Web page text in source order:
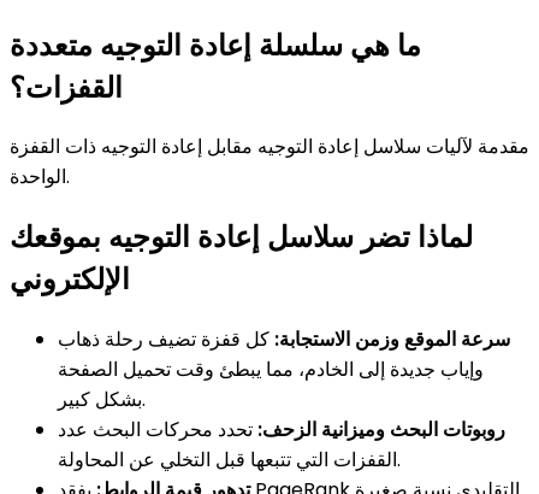
ما هي سلسلة إعادة التوجيه متعددة
القفزات؟
مقدمة لآليات سلاسل إعادة التوجيه مقابل إعادة التوجيه ذات القفزة
الواحدة.
لماذا تضر سلاسل إعادة التوجيه بموقعك
الإلكتروني
سرعة الموقع وزمن الاستجابة: كل قفزة تضيف رحلة ذهاب
وإياب جديدة إلى الخادم، مما يبطئ وقت تحميل الصفحة
بشكل كبير.
روبوتات البحث وميزانية الزحف: تحدد محركات البحث عدد
القفزات التي تتبعها قبل التخلي عن المحاولة.